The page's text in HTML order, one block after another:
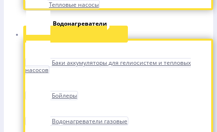
Тепловые насосы
Водонагреватели
Баки аккумуляторы для гелиосистем и тепловых
насосов
Бойлеры
Водонагреватели газовые